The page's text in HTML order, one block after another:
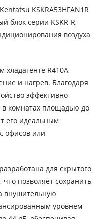
KSKRA53HFAN1R
блок серии KSKR-R,
воздуха
R410A,
и нагрев. Благодаря
эффективно
в комнатах площадью до
его идеальным
офисов или
для скрытого
позволяет сохранить
внушительную
уровнем